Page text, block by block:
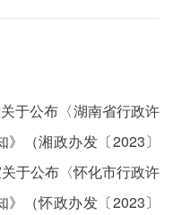
于公布〈湖南省行政许
（湘政办发〔2023〕
于公布〈怀化市行政许
（怀政办发〔2023〕